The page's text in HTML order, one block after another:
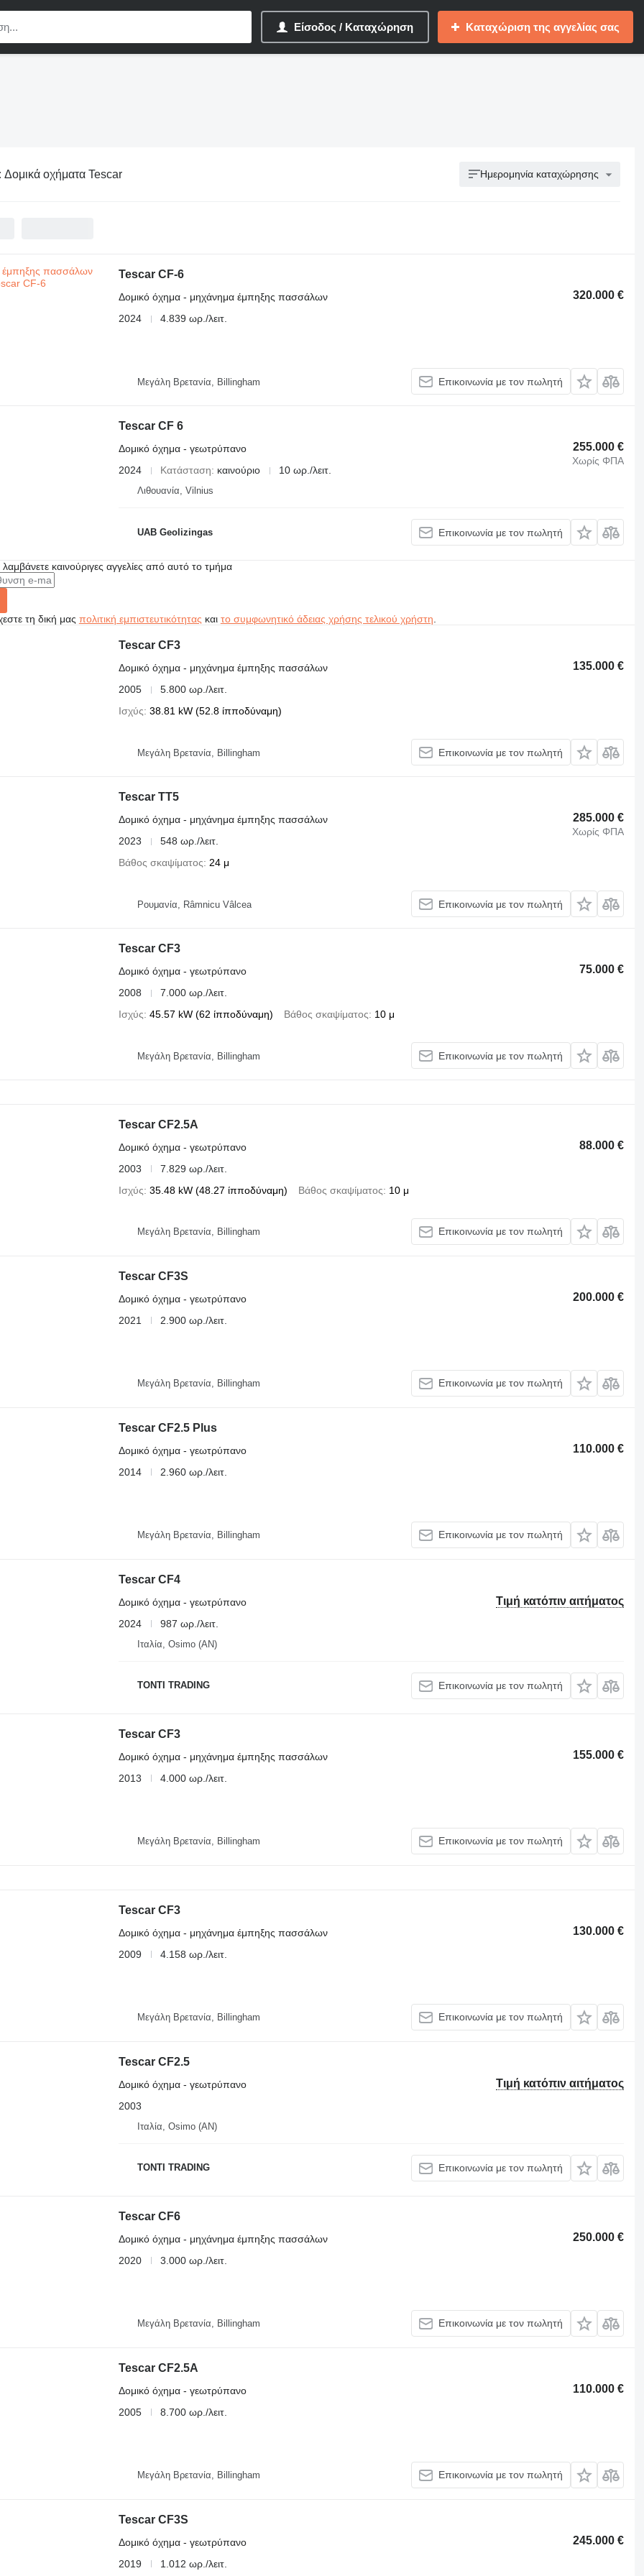
Είσοδος / Καταχώρηση Καταχώριση της αγγελίας σας
Δομικά οχήματα Tescar Ημερομηνία καταχώρησης
Tescar CF-6
320.000 €
Δομικό όχημα - μηχάνημα έμπηξης πασσάλων
2024
4.839 ωρ./λειτ.
Μεγάλη Βρετανία, Billingham Επικοινωνία με τον πωλητή
Tescar CF 6
255.000 €
Χωρίς ΦΠΑ
Δομικό όχημα - γεωτρύπανο
2024
Κατάσταση καινούριο 10 ωρ./λειτ.
Λιθουανία, Vilnius
UAB Geolizingas Επικοινωνία με τον πωλητή
λαμβάνετε καινούριγες αγγελίες από αυτό το τμήμα
τη δική μας πολιτική εμπιστευτικότητας και το συμφωνητικό άδειας χρήσης τελικού χρήστη
Tescar CF3
135.000 €
Δομικό όχημα - μηχάνημα έμπηξης πασσάλων
2005
5.800 ωρ./λειτ.
Ισχύς 38.81 kW (52.8 ίπποδύναμη)
Μεγάλη Βρετανία, Billingham Επικοινωνία με τον πωλητή
Tescar TT5
285.000 €
Χωρίς ΦΠΑ
Δομικό όχημα - μηχάνημα έμπηξης πασσάλων
2023
548 ωρ./λειτ.
Βάθος σκαψίματος
24 μ
Ρουμανία, Râmnicu Vâlcea Επικοινωνία με τον πωλητή
Tescar CF3
75.000 €
Δομικό όχημα - γεωτρύπανο
2008
7.000 ωρ./λειτ.
Ισχύς 45.57 kW (62 ίπποδύναμη) Βάθος σκαψίματος 10 μ
Μεγάλη Βρετανία, Billingham Επικοινωνία με τον πωλητή
Tescar CF2.5A
88.000 €
Δομικό όχημα - γεωτρύπανο
2003
7.829 ωρ./λειτ.
Ισχύς 35.48 kW (48.27 ίπποδύναμη) Βάθος σκαψίματος 10 μ
Μεγάλη Βρετανία, Billingham Επικοινωνία με τον πωλητή
Tescar CF3S
200.000 €
Δομικό όχημα - γεωτρύπανο
2021
2.900 ωρ./λειτ.
Μεγάλη Βρετανία, Billingham Επικοινωνία με τον πωλητή
Tescar CF2.5 Plus
110.000 €
Δομικό όχημα - γεωτρύπανο
2014
2.960 ωρ./λειτ.
Μεγάλη Βρετανία, Billingham Επικοινωνία με τον πωλητή
Tescar CF4
Τιμή κατόπιν αιτήματος
Δομικό όχημα - γεωτρύπανο
2024
987 ωρ./λειτ.
Ιταλία, Osimo (AN)
TONTI TRADING Επικοινωνία με τον πωλητή
Tescar CF3
155.000 €
Δομικό όχημα - μηχάνημα έμπηξης πασσάλων
2013
4.000 ωρ./λειτ.
Μεγάλη Βρετανία, Billingham Επικοινωνία με τον πωλητή
Tescar CF3
130.000 €
Δομικό όχημα - μηχάνημα έμπηξης πασσάλων
2009
4.158 ωρ./λειτ.
Μεγάλη Βρετανία, Billingham Επικοινωνία με τον πωλητή
Tescar CF2.5
Τιμή κατόπιν αιτήματος
Δομικό όχημα - γεωτρύπανο
2003
Ιταλία, Osimo (AN)
TONTI TRADING Επικοινωνία με τον πωλητή
Tescar CF6
250.000 €
Δομικό όχημα - μηχάνημα έμπηξης πασσάλων
2020
3.000 ωρ./λειτ.
Μεγάλη Βρετανία, Billingham Επικοινωνία με τον πωλητή
Tescar CF2.5A
110.000 €
Δομικό όχημα - γεωτρύπανο
2005
8.700 ωρ./λειτ.
Μεγάλη Βρετανία, Billingham Επικοινωνία με τον πωλητή
Tescar CF3S
245.000 €
Δομικό όχημα - γεωτρύπανο
2019
1.012 ωρ./λειτ.